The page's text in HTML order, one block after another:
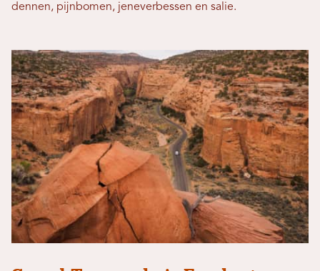
dennen, pijnbomen, jeneverbessen en salie.